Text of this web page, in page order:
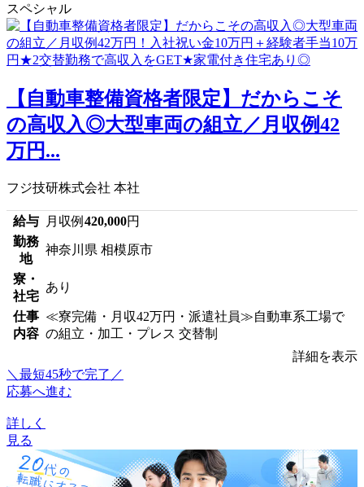
スペシャル
【自動車整備資格者限定】だからこそ
の高収入◎大型車両の組立／月収例42
万円...
フジ技研株式会社 本社
給与 月収例 420,000円
勤務
地
神奈川県 相模原市
寮・
社宅
あり
仕事
内容
≪寮完備・月収42万円・派遣社員≫自動車系工場で
の組立・加工・プレス 交替制
詳細を表示
＼最短45秒で完了／
応募へ進む
詳しく
見る